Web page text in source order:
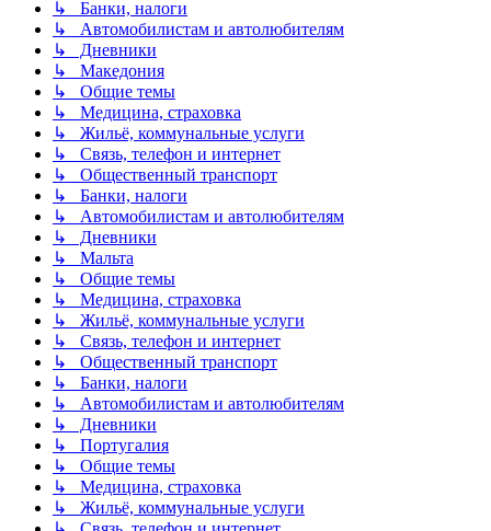
↳ Банки, налоги
↳ Автомобилистам и автолюбителям
↳ Дневники
↳ Македония
↳ Общие темы
↳ Медицина, страховка
↳ Жильё, коммунальные услуги
↳ Связь, телефон и интернет
↳ Общественный транспорт
↳ Банки, налоги
↳ Автомобилистам и автолюбителям
↳ Дневники
↳ Мальта
↳ Общие темы
↳ Медицина, страховка
↳ Жильё, коммунальные услуги
↳ Связь, телефон и интернет
↳ Общественный транспорт
↳ Банки, налоги
↳ Автомобилистам и автолюбителям
↳ Дневники
↳ Португалия
↳ Общие темы
↳ Медицина, страховка
↳ Жильё, коммунальные услуги